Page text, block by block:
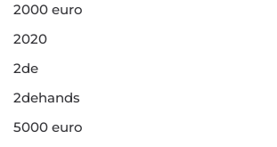
2000 euro
2020
2de
2dehands
5000 euro